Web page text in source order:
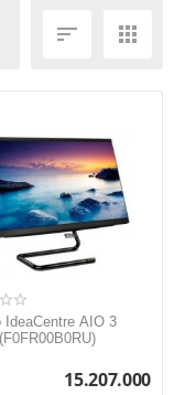
 
IdeaCentre AIO 3
15.207.000